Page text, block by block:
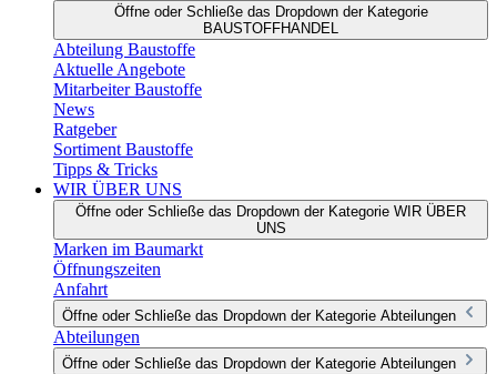
Öffne oder Schließe das Dropdown der Kategorie
BAUSTOFFHANDEL
Abteilung Baustoffe
Aktuelle Angebote
Mitarbeiter Baustoffe
News
Ratgeber
Sortiment Baustoffe
Tipps & Tricks
WIR ÜBER UNS
Öffne oder Schließe das Dropdown der Kategorie WIR ÜBER
UNS
Marken im Baumarkt
Öffnungszeiten
Anfahrt
Öffne oder Schließe das Dropdown der Kategorie Abteilungen
Abteilungen
Öffne oder Schließe das Dropdown der Kategorie Abteilungen